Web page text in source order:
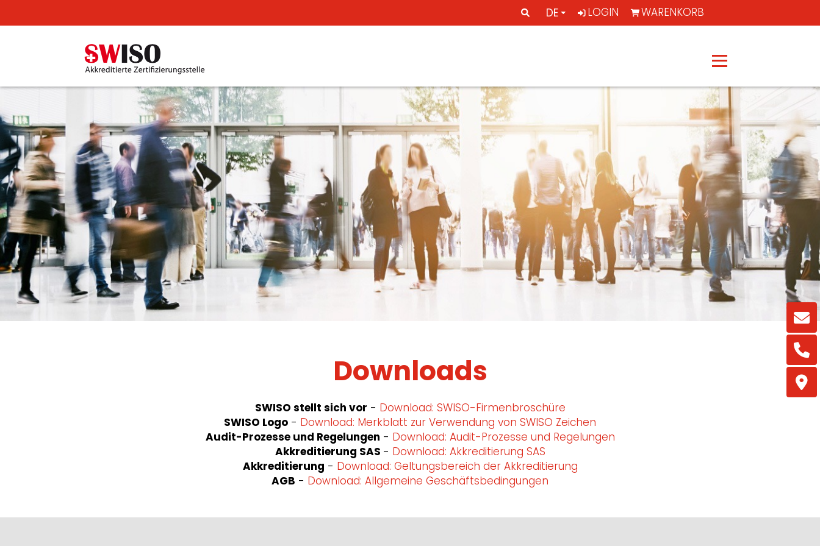
DE LOGIN WARENKORB
Downloads
SWISO stellt sich vor - Download: SWISO-Firmenbroschüre
SWISO Logo - Download: Merkblatt zur Verwendung von SWISO Zeichen
Audit-Prozesse und Regelungen - Download: Audit-Prozesse und Regelungen
Akkreditierung SAS - Download: Akkreditierung SAS
Akkreditierung - Download: Geltungsbereich der Akkreditierung
AGB - Download: Allgemeine Geschäftsbedingungen